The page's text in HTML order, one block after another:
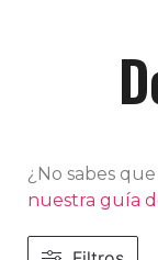
¿No sabes
nuestra guía